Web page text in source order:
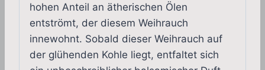
hohen Anteil an ätherischen Ölen
entströmt, der diesem Weihrauch
innewohnt. Sobald dieser Weihrauch auf
der glühenden Kohle liegt, entfaltet sich